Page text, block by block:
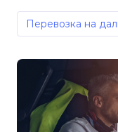
Перевозка на